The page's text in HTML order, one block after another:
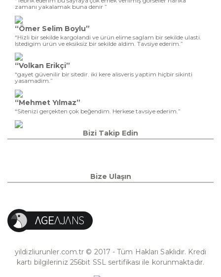
zamanı yakalamak buna denir ”
“Ömer Selim Boylu”
“Hizli bir sekilde kargolandi ve ürün elime saglam bir sekilde ulasti.
Istedigim ürün ve eksiksiz bir sekilde aldim. Tavsiye ederim.”
“Volkan Erikçi”
“gayet güvenilir bir sitedir. iki kere alisveris yaptim hiçbir sikinti
yasamadim.”
“Mehmet Yılmaz”
“Sitenizi gerçekten çok beğendim. Herkese tavsiye ederim.”
Bizi Takip Edin
Bize Ulaşın
yildizliurunler.com.tr © 2017 - Tüm Hakları Saklıdır. Kredi
kartı bilgileriniz 256bit SSL sertifikası ile korunmaktadır.